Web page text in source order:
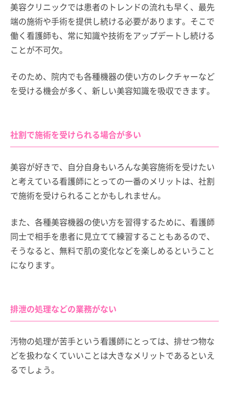
美容クリニックでは患者のトレンドの流れも早く、最先
端の施術や手術を提供し続ける必要があります。そこで
働く看護師も、常に知識や技術をアップデートし続ける
ことが不可欠。
そのため、院内でも各種機器の使い方のレクチャーなど
を受ける機会が多く、新しい美容知識を吸収できます。
社割で施術を受けられる場合が多い
美容が好きで、自分自身もいろんな美容施術を受けたい
と考えている看護師にとっての一番のメリットは、社割
で施術を受けられることかもしれません。
また、各種美容機器の使い方を習得するために、看護師
同士で相手を患者に見立てて練習することもあるので、
そうなると、無料で肌の変化などを楽しめるということ
になります。
排泄の処理などの業務がない
汚物の処理が苦手という看護師にとっては、排せつ物な
どを扱わなくていいことは大きなメリットであるといえ
るでしょう。